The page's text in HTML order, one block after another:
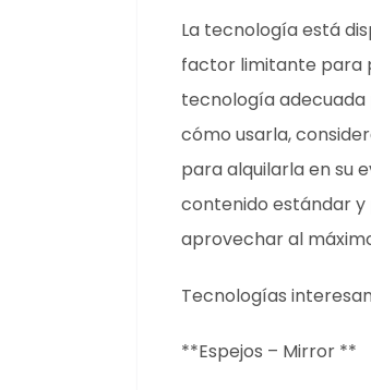
La tecnología está
factor limitante para
tecnología
cómo usarla,
para alquilarla en su
contenido estándar y
aprovechar al
Tecnologías
**Espejos – Mirror **